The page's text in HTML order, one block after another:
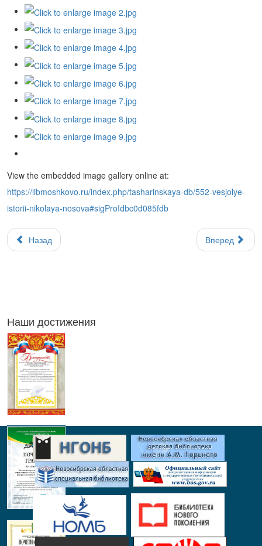
View the embedded image gallery online at:
https://libmoshkovo.ru/index.php/tasharinskaya-db/552-vesjolye-
istorii-nikolaya-nosova#sigProIdbc0d085fdb
Назад Вперед
Наши достижения